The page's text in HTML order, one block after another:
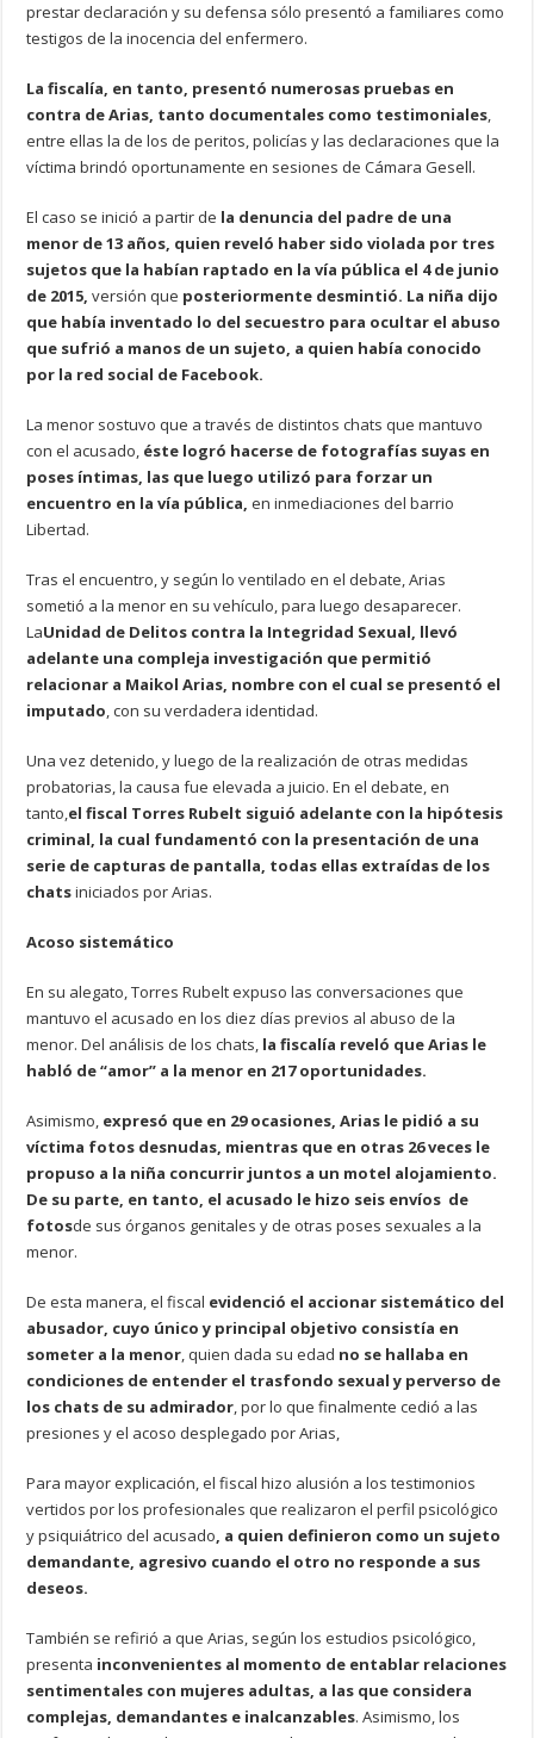
prestar declaración y su defensa sólo presentó a familiares como
testigos de la inocencia del enfermero.
La fiscalía, en tanto, presentó numerosas pruebas en
contra de Arias, tanto documentales como testimoniales,
entre ellas la de los de peritos, policías y las declaraciones que la
víctima brindó oportunamente en sesiones de Cámara Gesell.
El caso se inició a partir de la denuncia del padre de una
menor de 13 años, quien reveló haber sido violada por tres
sujetos que la habían raptado en la vía pública el 4 de junio
de 2015, versión que posteriormente desmintió. La niña dijo
que había inventado lo del secuestro para ocultar el abuso
que sufrió a manos de un sujeto, a quien había conocido
por la red social de Facebook.
La menor sostuvo que a través de distintos chats que mantuvo
con el acusado, éste logró hacerse de fotografías suyas en
poses íntimas, las que luego utilizó para forzar un
encuentro en la vía pública,en inmediaciones del barrio
Libertad.
Tras el encuentro, y según lo ventilado en el debate, Arias
sometió a la menor en su vehículo, para luego desaparecer.
LaUnidad de Delitos contra la Integridad Sexual, llevó
adelante una compleja investigación que permitió
relacionar a Maikol Arias, nombre con el cual se presentó el
imputado, con su verdadera identidad.
Una vez detenido, y luego de la realización de otras medidas
probatorias, la causa fue elevada a juicio. En el debate, en
tanto,el fiscal Torres Rubelt siguió adelante con la hipótesis
criminal, la cual fundamentó con la presentación de una
serie de capturas de pantalla, todas ellas extraídas de los
chatsiniciados por Arias.
Acoso sistemático
En su alegato, Torres Rubelt expuso las conversaciones que
mantuvo el acusado en los diez días previos al abuso de la
menor. Del análisis de los chats, la fiscalía reveló que Arias le
habló de “amor” a la menor en 217 oportunidades.
Asimismo, expresó que en 29 ocasiones, Arias le pidió a su
víctima fotos desnudas, mientras que en otras 26 veces le
propuso a la niña concurrir juntos a un motel alojamiento.
De su parte, en tanto, el acusado le hizo seis envíos de
fotosde sus órganos genitales y de otras poses sexuales a la
menor.
De esta manera, el fiscal evidenció el accionar sistemático del
abusador, cuyo único y principal objetivo consistía en
someter a la menor, quien dada su edad no se hallaba en
condiciones de entender el trasfondo sexual y perverso de
los chats de su admirador, por lo que finalmente cedió a las
presiones y el acoso desplegado por Arias,
Para mayor explicación, el fiscal hizo alusión a los testimonios
vertidos por los profesionales que realizaron el perfil psicológico
y psiquiátrico del acusado, a quien definieron como un sujeto
demandante, agresivo cuando el otro no responde a sus
deseos.
También se refirió a que Arias, según los estudios psicológico,
presenta inconvenientes al momento de entablar relaciones
sentimentales con mujeres adultas, a las que considera
complejas, demandantes e inalcanzables. Asimismo, los